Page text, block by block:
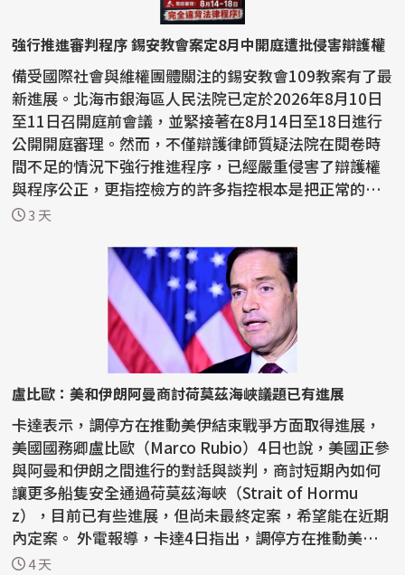
強行推進審判程序 錫安教會案定8月中開庭遭批侵害辯護權
備受國際社會與維權團體關注的錫安教會109教案有了最
新進展。北海市銀海區人民法院已定於2026年8月10日
至11日召開庭前會議，並緊接著在8月14日至18日進行
公開開庭審理。然而，不僅辯護律師質疑法院在閱卷時
間不足的情況下強行推進程序，已經嚴重侵害了辯護權
與程序公正，更指控檢方的許多指控根本是把正常的宗
教活動...
3 天
盧比歐：美和伊朗阿曼商討荷莫茲海峽議題已有進展
卡達表示，調停方在推動美伊結束戰爭方面取得進展，
美國國務卿盧比歐（Marco Rubio）4日也說，美國正參
與阿曼和伊朗之間進行的對話與談判，商討短期內如何
讓更多船隻安全通過荷莫茲海峽（Strait of Hormu
z），目前已有些進展，但尚未最終定案，希望能在近期
內定案。 外電報導，卡達4日指出，調停方在推動美伊
結束戰爭...
4 天